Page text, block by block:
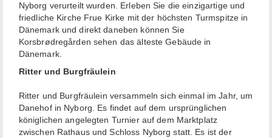
Nyborg verurteilt wurden. Erleben Sie die einzigartige und
friedliche Kirche Frue Kirke mit der höchsten Turmspitze in
Dänemark und direkt daneben können Sie
Korsbrødregården sehen das älteste Gebäude in
Dänemark.
Ritter und Burgfräulein
Ritter und Burgfräulein versammeln sich einmal im Jahr, um
Danehof in Nyborg. Es findet auf dem ursprünglichen
königlichen angelegten Turnier auf dem Marktplatz
zwischen Rathaus und Schloss Nyborg statt. Es ist der